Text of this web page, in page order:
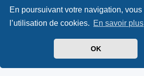
En poursuivant votre navigation, vous
l’utilisation de cookies. En savoir plus
OK